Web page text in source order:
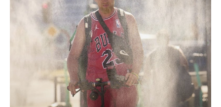
Twitter Pinterest